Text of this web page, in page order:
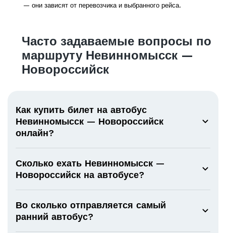
— они зависят от перевозчика и выбранного рейса.
Часто задаваемые вопросы по
маршруту Невинномысск —
Новороссийск
Как купить билет на автобус
Невинномысск — Новороссийск
онлайн?
Сколько ехать Невинномысск —
Новороссийск на автобусе?
Во сколько отправляется самый
ранний автобус?